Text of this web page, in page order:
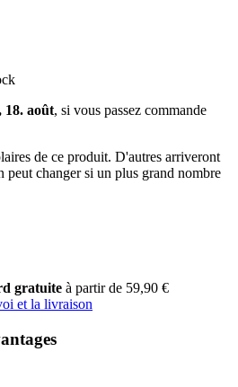
août, si vous passez commande
de ce produit. D'autres arriveront
changer si un plus grand nombre
gratuite à partir de 59,90 €
et la livraison